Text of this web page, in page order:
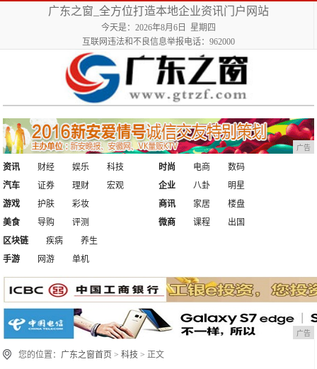
广东之窗_全方位打造本地企业资讯门户网站
今天是：2026年8月6日 星期四
互联网违法和不良信息举报电话：962000
广告
资讯 财经 娱乐
科技
汽车
证券 理财 宏观
时尚 电商
数码
企业
八卦
明星
游戏
护肤
彩妆
美食
导购 评测
商讯 家居
楼盘
微商
课程
出国
区块链
疾病
养生
手游
网游 单机
广告
您的位置： 广东之窗首页 >科技 > 正文